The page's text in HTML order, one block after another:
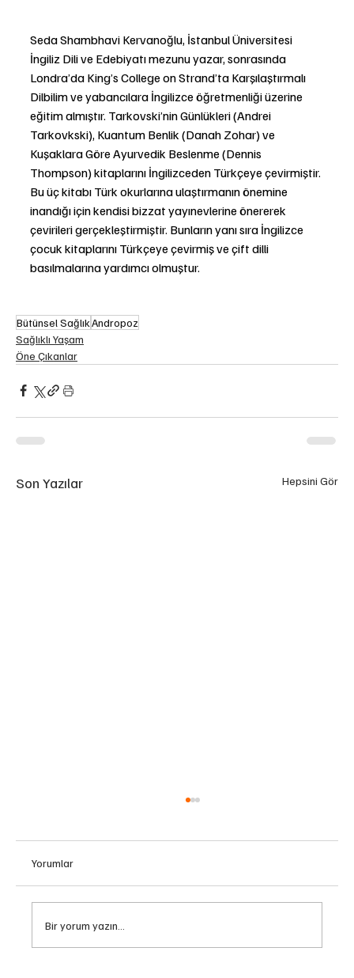
Seda Shambhavi Kervanoğlu, İstanbul Üniversitesi
İngiliz Dili ve Edebiyatı mezunu yazar, sonrasında
Londra’da King’s College on Strand’ta Karşılaştırmalı
Dilbilim ve yabancılara İngilizce öğretmenliği üzerine
eğitim almıştır. Tarkovski’nin Günlükleri (Andrei
Tarkovkski), Kuantum Benlik (Danah Zohar) ve
Kuşaklara Göre Ayurvedik Beslenme (Dennis
Thompson) kitaplarını İngilizceden Türkçeye çevirmiştir.
Bu üç kitabı Türk okurlarına ulaştırmanın önemine
inandığı için kendisi bizzat yayınevlerine önererek
çevirileri gerçekleştirmiştir. Bunların yanı sıra İngilizce
çocuk kitaplarını Türkçeye çevirmiş ve çift dilli
basılmalarına yardımcı olmuştur.
Bütünsel SağlıkAndropoz
Sağlıklı Yaşam
Öne Çıkanlar
Son Yazılar Hepsini Gör
0 - "Sıfır"
Yorumlar
Bir yorum yazın...